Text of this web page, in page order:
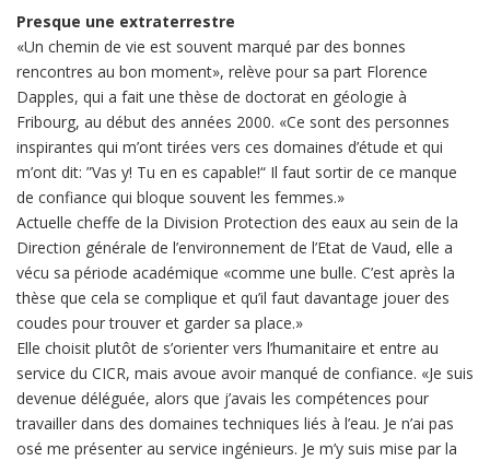
Presque une extraterrestre
«Un chemin de vie est souvent marqué par des bonnes
rencontres au bon moment», relève pour sa part Florence
Dapples, qui a fait une thèse de doctorat en géologie à
Fribourg, au début des années 2000. «Ce sont des personnes
inspirantes qui m’ont tirées vers ces domaines d’étude et qui
m’ont dit: ”Vas y! Tu en es capable!“ Il faut sortir de ce manque
de confiance qui bloque souvent les femmes.»
Actuelle cheffe de la Division Protection des eaux au sein de la
Direction générale de l’environnement de l’Etat de Vaud, elle a
vécu sa période académique «comme une bulle. C’est après la
thèse que cela se complique et qu’il faut davantage jouer des
coudes pour trouver et garder sa place.»
Elle choisit plutôt de s’orienter vers l’humanitaire et entre au
service du CICR, mais avoue avoir manqué de confiance. «Je suis
devenue déléguée, alors que j’avais les compétences pour
travailler dans des domaines techniques liés à l’eau. Je n’ai pas
osé me présenter au service ingénieurs. Je m’y suis mise par la